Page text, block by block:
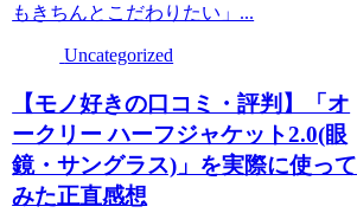
もきちんとこだわりたい」...
Uncategorized
【モノ好きの口コミ・評判】「オ
ークリー ハーフジャケット2.0(眼
鏡・サングラス)」を実際に使って
みた正直感想